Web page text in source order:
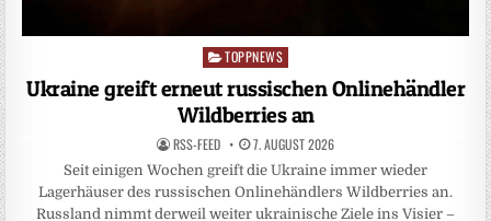
Posted
TOPPNEWS
Ukraine greift erneut russischen Onlinehändler
Wildberries an
RSS-FEED 7. AUGUST 2026
Seit einigen Wochen greift die Ukraine immer wieder
Lagerhäuser des russischen Onlinehändlers Wildberries an.
Russland nimmt derweil weiter ukrainische Ziele ins Visier –